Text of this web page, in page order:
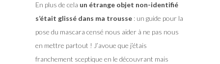
En plus de cela un étrange objet non-identifié
s’était glissé dans ma trousse: un guide pour la
pose du mascara censé nous aider à ne pas nous
en mettre partout ! J’avoue que j’étais
franchement sceptique en le découvrant mais